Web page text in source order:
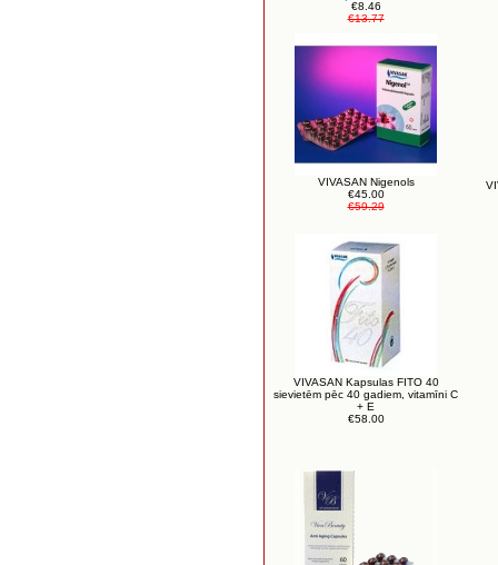
€8.46
€13.77
VIVASAN Nigenols
€45.00
€59.29
VIVASAN Kapsulas FITO 40
sievietēm pēc 40 gadiem, vitamīni C
+ E
€58.00